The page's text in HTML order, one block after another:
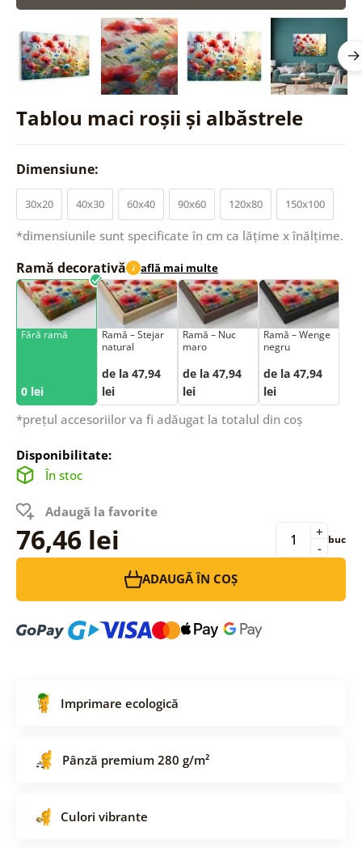
Tablou maci roșii și albăstrele
Dimensiune:
30x20 40x30 60x40 90x60 120x80 150x100
*dimensiunile sunt specificate în cm ca lățime x înălțime.
Ramă decorativă i află mai multe
Fără ramă
0 lei
Ramă – Stejar
natural
de la 47,94
lei
Ramă – Nuc
maro
de la 47,94
lei
Ramă – Wenge
negru
de la 47,94
lei
*prețul accesoriilor va fi adăugat la totalul din coș
Disponibilitate:
În stoc
Adaugă la favorite
76,46 lei -
+ buc
ADAUGĂ ÎN COȘ
Imprimare ecologică
Pânză premium 280 g/m²
Culori vibrante